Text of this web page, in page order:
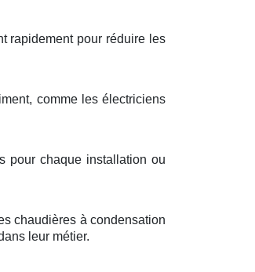
rapidement pour réduire les
comme les électriciens
pour chaque installation ou
chaudières à condensation
leur métier.